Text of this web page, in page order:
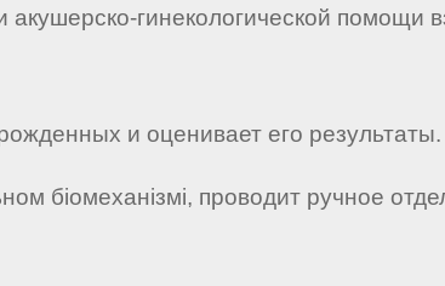
гинекологической помощи
и оценивает его результаты.
біомеханізмі, проводит ручное